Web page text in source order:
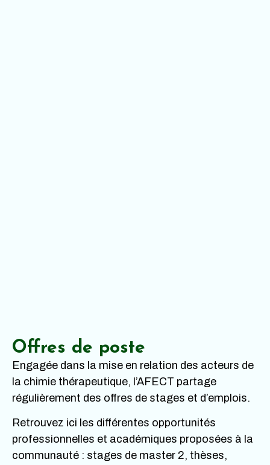
Offres de poste
Engagée dans la mise en relation des acteurs de
la chimie thérapeutique, l’AFECT partage
régulièrement des offres de stages et d’emplois.
Retrouvez ici les différentes opportunités
professionnelles et académiques proposées à la
communauté : stages de master 2, thèses,